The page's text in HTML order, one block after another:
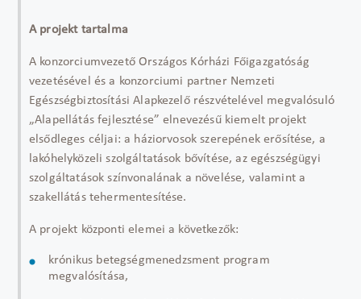
A projekt tartalma
A konzorciumvezető Országos Kórházi Főigazgatóság
vezetésével és a konzorciumi partner Nemzeti
Egészségbiztosítási Alapkezelő részvételével megvalósuló
„Alapellátás fejlesztése” elnevezésű kiemelt projekt
elsődleges céljai: a háziorvosok szerepének erősítése, a
lakóhelyközeli szolgáltatások bővítése, az egészségügyi
szolgáltatások színvonalának a növelése, valamint a
szakellátás tehermentesítése.
A projekt központi elemei a következők:
krónikus betegségmenedzsment program
megvalósítása,